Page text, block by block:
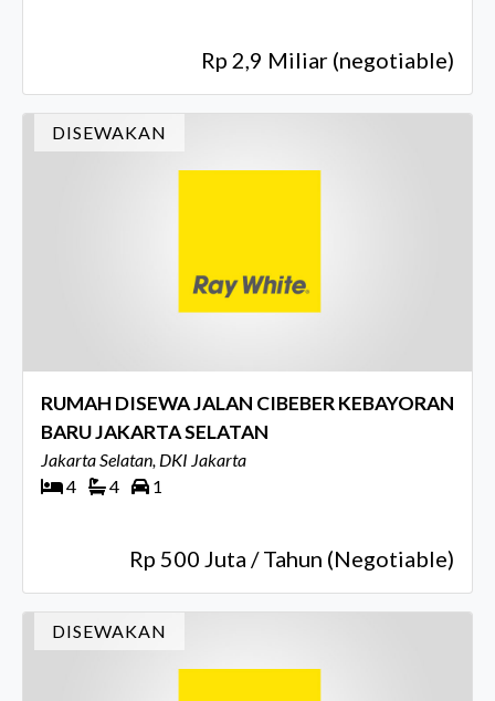
Rp 2,9 Miliar (negotiable)
DISEWAKAN
RUMAH DISEWA JALAN CIBEBER KEBAYORAN
BARU JAKARTA SELATAN
Jakarta Selatan, DKI Jakarta
4
4 1
Rp 500 Juta / Tahun (Negotiable)
DISEWAKAN